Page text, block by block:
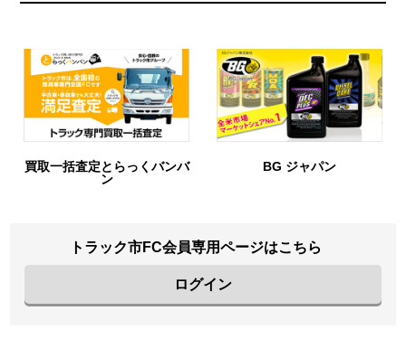
BG ジャパン URIHO
トラック市FC会員専用ページはこちら
ログイン